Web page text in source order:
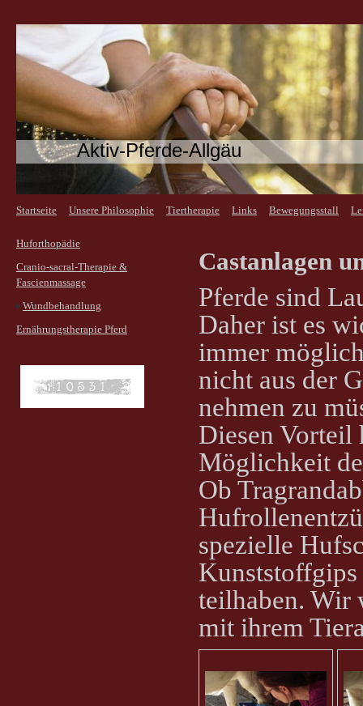
Aktiv-Pferde-Allgäu
Startseite Unsere Philosophie Tiertherapie Links Bewegungsstall
Castanlagen
Pferde sind
Daher ist es
immer
nicht aus der
nehmen zu
Diesen Vorteil
Möglichkeit
Ob
spezielle
teilhaben. Wir
mit ihrem
Huforthopädie
Cranio-sacral-Therapie &
Fascienmassage
Wundbehandlung
Ernährungstherapie Pferd